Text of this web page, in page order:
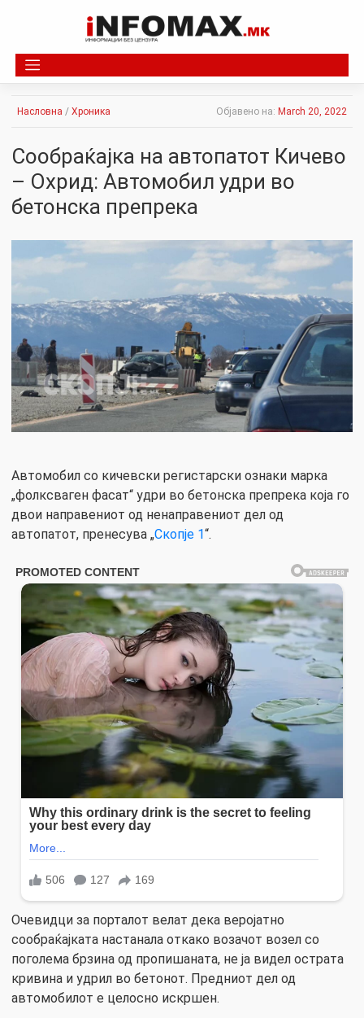
Насловна / Хроника Објавено на: March 20, 2022
Сообраќајка на автопатот Кичево
– Охрид: Автомобил удри во
бетонска препрека
Автомобил со кичевски регистарски ознаки марка
„фолксваген фасат“ удри во бетонска препрека која го
двои направениот од ненаправениот дел од
автопатот, пренесува „Скопје 1“.
Очевидци за порталот велат дека веројатно
сообраќајката настанала откако возачот возел со
поголема брзина од пропишаната, не ја видел острата
кривина и удрил во бетонот. Предниот дел од
автомобилот e целосно искршен.